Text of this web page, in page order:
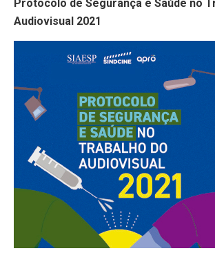
Protocolo de Segurança e Saúde no
Audiovisual 2021